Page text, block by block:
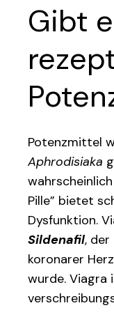
Gibt
Potenzmittel
Aphrodisiaka
Pille” bietet
Dysfunktion.
Sildenafil, der
koronarer
wurde. Viagra